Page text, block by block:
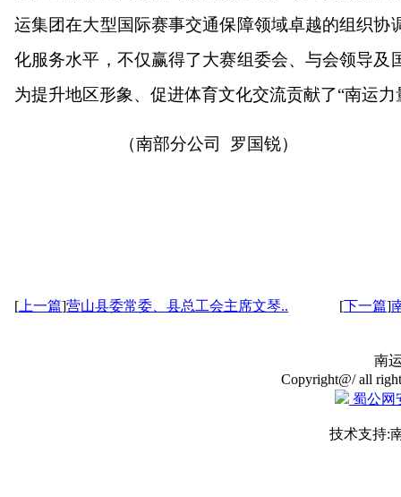
运集团在大型国际赛事交通保障领域卓越的组织协
化服务水平，不仅赢得了大赛组委会、与会领导及
为提升地区形象、促进体育文化交流贡献了“南运力
（南部分公司 罗国锐）
[ 上一篇]营山县委常委、县总工会主席文琴.. [下一篇]
南
Copyright@/ all
蜀公网
技术支持: